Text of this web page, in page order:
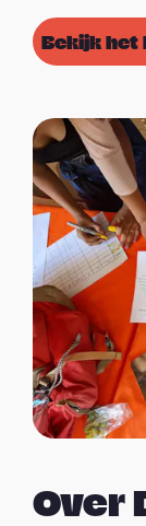
Bekijk het
Over